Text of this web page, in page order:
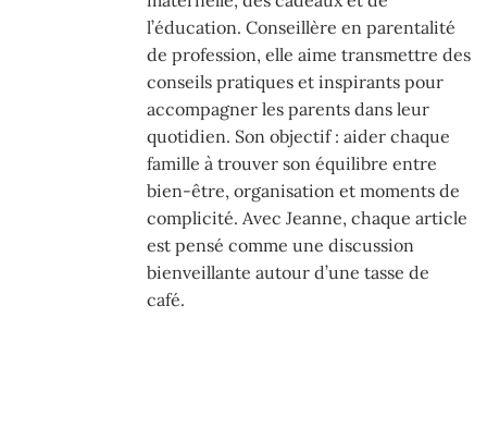
l’éducation. Conseillère en parentalité
de profession, elle aime transmettre des
conseils pratiques et inspirants pour
accompagner les parents dans leur
quotidien. Son objectif : aider chaque
famille à trouver son équilibre entre
bien-être, organisation et moments de
complicité. Avec Jeanne, chaque article
est pensé comme une discussion
bienveillante autour d’une tasse de
café.